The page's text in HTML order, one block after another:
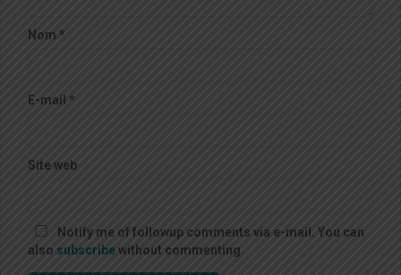
Nom *
E-mail *
Site web
Notify me of followup comments via e-mail. You can
also subscribewithout commenting.